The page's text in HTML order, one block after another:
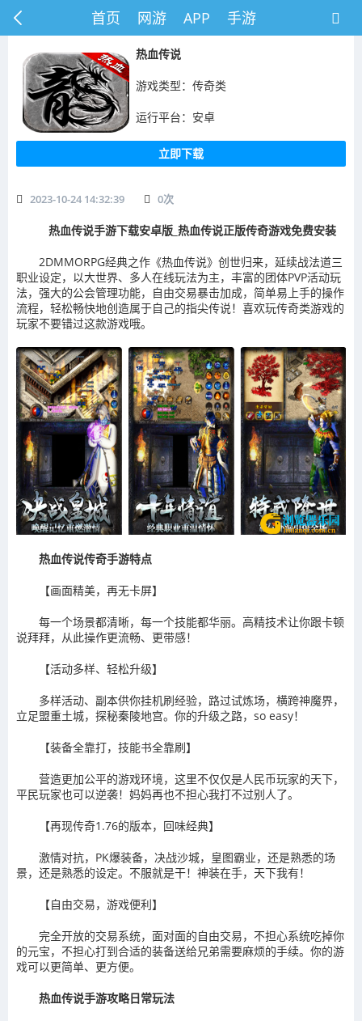
首页 网游 APP 手游
热血传说
游戏类型：传奇类
运行平台：安卓
立即下载
2023-10-24 14:32:39 0次
热血传说手游下载安卓版_热血传说正版传奇游戏免费安装
2DMMORPG经典之作《热血传说》创世归来，延续战法道三
职业设定，以大世界、多人在线玩法为主，丰富的团体PVP活动玩
法，强大的公会管理功能，自由交易暴击加成，简单易上手的操作
流程，轻松畅快地创造属于自己的指尖传说！喜欢玩传奇类游戏的
玩家不要错过这款游戏哦。
热血传说传奇手游特点
【画面精美，再无卡屏】
每一个场景都清晰，每一个技能都华丽。高精技术让你跟卡顿
说拜拜，从此操作更流畅、更带感！
【活动多样、轻松升级】
多样活动、副本供你挂机刷经验，路过试炼场，横跨神魔界，
立足盟重土城，探秘秦陵地宫。你的升级之路，so easy！
【装备全靠打，技能书全靠刷】
营造更加公平的游戏环境，这里不仅仅是人民币玩家的天下，
平民玩家也可以逆袭！妈妈再也不担心我打不过别人了。
【再现传奇1.76的版本，回味经典】
激情对抗，PK爆装备，决战沙城，皇图霸业，还是熟悉的场
景，还是熟悉的设定。不服就是干！神装在手，天下我有！
【自由交易，游戏便利】
完全开放的交易系统，面对面的自由交易，不担心系统吃掉你
的元宝，不担心打到合适的装备送给兄弟需要麻烦的手续。你的游
戏可以更简单、更方便。
热血传说手游攻略日常玩法